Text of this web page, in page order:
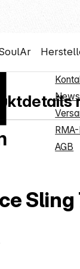
Sling
AGB